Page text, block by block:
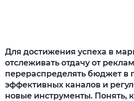
Для достижения успеха в
отслеживать отдачу от
перераспределять бюджет в
эффективных каналов и
новые инструменты. Понять,
объяснять, убеждать,
телефону»
9. Дэн Кеннеди «Жёсткий
маркетинг»